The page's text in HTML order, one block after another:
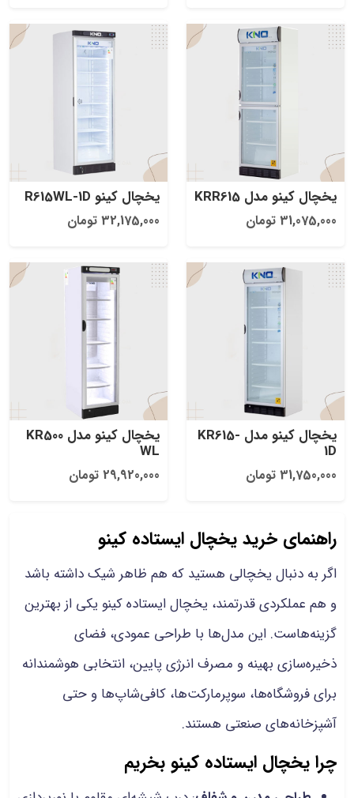
يخچال کینو مدل KRR615
31,075,000 تومان
یخچال کینو R615WL-1D
32,175,000 تومان
یخچال کینو مدل KR615-
1D
31,750,000 تومان
یخچال کینو مدل KR500
WL
29,920,000 تومان
راهنمای خرید یخچال ایستاده کینو
اگر به دنبال یخچالی هستید که هم ظاهر شیک داشته باشد
و هم عملکردی قدرتمند، یخچال ایستاده کینو یکی از بهترین
گزینه‌هاست. این مدل‌ها با طراحی عمودی، فضای
ذخیره‌سازی بهینه و مصرف انرژی پایین، انتخابی هوشمندانه
برای فروشگاه‌ها، سوپرمارکت‌ها، کافی‌شاپ‌ها و حتی
آشپزخانه‌های صنعتی هستند.
چرا یخچال ایستاده کینو بخریم